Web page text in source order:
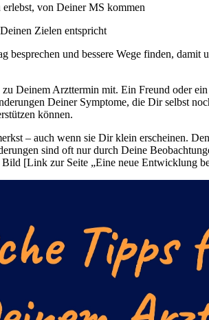
von Deiner MS kommen
Zielen entspricht
und bessere Wege finden, damit
Deinem Arzttermin mit. Ein Freund oder
Deiner Symptome, die Dir selbst
können.
– auch wenn sie Dir klein erscheinen.
sind oft nur durch Deine
[Link zur Seite „Eine neue Entwicklung